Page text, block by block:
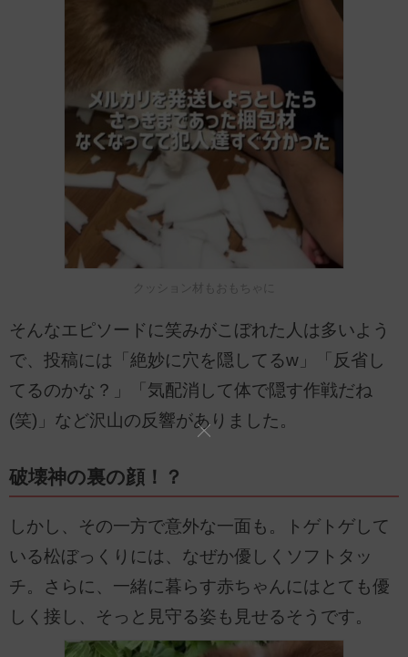
クッション材もおもちゃに
そんなエピソードに笑みがこぼれた人は多いよう
で、投稿には「絶妙に穴を隠してるw」「反省し
てるのかな？」「気配消して体で隠す作戦だね
(笑)」など沢山の反響がありました。
破壊神の裏の顔！？
しかし、その一方で意外な一面も。トゲトゲして
いる松ぼっくりには、なぜか優しくソフトタッ
チ。さらに、一緒に暮らす赤ちゃんにはとても優
しく接し、そっと見守る姿も見せるそうです。